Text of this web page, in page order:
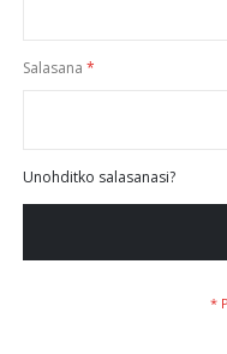
Salasana
Unohditko salasanasi?